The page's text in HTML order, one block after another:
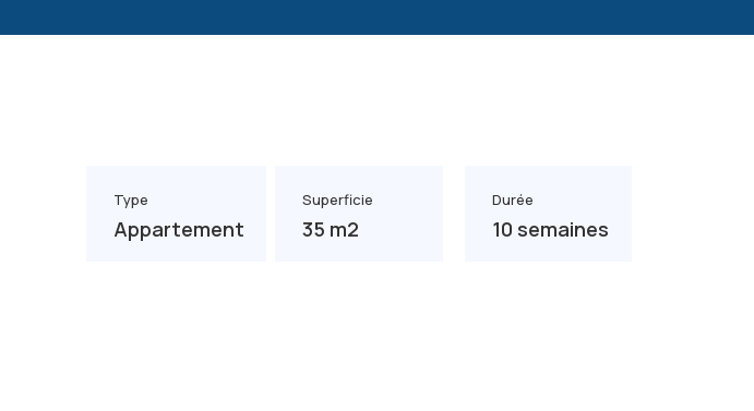
Type
Appartement
Superficie
35 m2
Durée
10 semaines